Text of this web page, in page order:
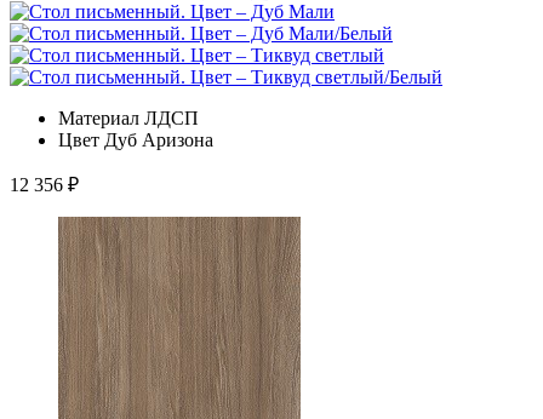
Материал ЛДСП
Цвет Дуб Аризона
12 356 ₽